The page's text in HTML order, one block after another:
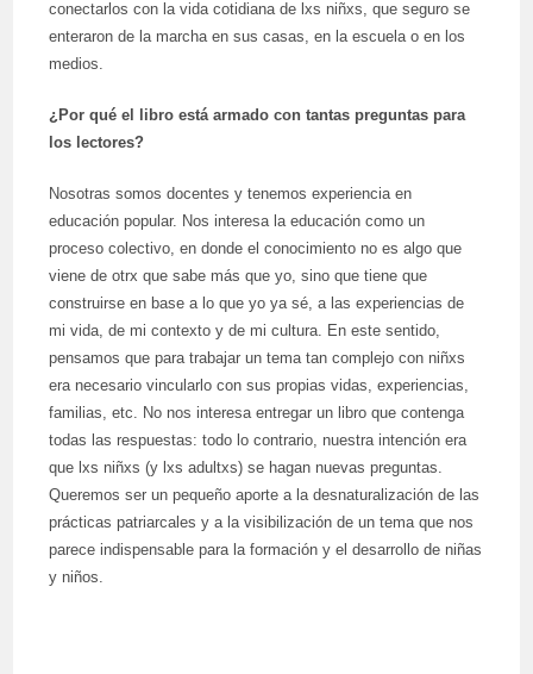
conectarlos con la vida cotidiana de lxs niñxs, que seguro se
enteraron de la marcha en sus casas, en la escuela o en los
medios.
¿Por qué el libro está armado con tantas preguntas para
los lectores?
Nosotras somos docentes y tenemos experiencia en
educación popular. Nos interesa la educación como un
proceso colectivo, en donde el conocimiento no es algo que
viene de otrx que sabe más que yo, sino que tiene que
construirse en base a lo que yo ya sé, a las experiencias de
mi vida, de mi contexto y de mi cultura. En este sentido,
pensamos que para trabajar un tema tan complejo con niñxs
era necesario vincularlo con sus propias vidas, experiencias,
familias, etc. No nos interesa entregar un libro que contenga
todas las respuestas: todo lo contrario, nuestra intención era
que lxs niñxs (y lxs adultxs) se hagan nuevas preguntas.
Queremos ser un pequeño aporte a la desnaturalización de las
prácticas patriarcales y a la visibilización de un tema que nos
parece indispensable para la formación y el desarrollo de niñas
y niños.